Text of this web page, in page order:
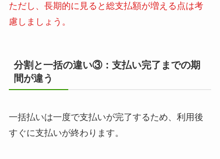
ただし、長期的に見ると総支払額が増える点は考
慮しましょう。
分割と一括の違い③：支払い完了までの期
間が違う
一括払いは一度で支払いが完了するため、利用後
すぐに支払いが終わります。